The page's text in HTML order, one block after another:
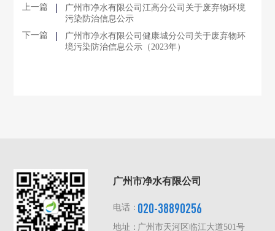
上一篇
广州市净水有限公司江高分公司关于废弃物环境
污染防治信息公示
下一篇
广州市净水有限公司健康城分公司关于废弃物环
境污染防治信息公示（2023年）
广州市净水有限公司
电话：020-38890256
地址： 广州市天河区临江大道501号